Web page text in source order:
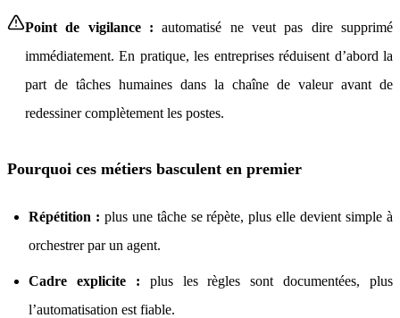
Point de vigilance : automatisé ne veut pas dire supprimé
immédiatement. En pratique, les entreprises réduisent d’abord la
part de tâches humaines dans la chaîne de valeur avant de
redessiner complètement les postes.
Pourquoi ces métiers basculent en premier
Répétition : plus une tâche se répète, plus elle devient simple à
orchestrer par un agent.
Cadre explicite : plus les règles sont documentées, plus
l’automatisation est fiable.